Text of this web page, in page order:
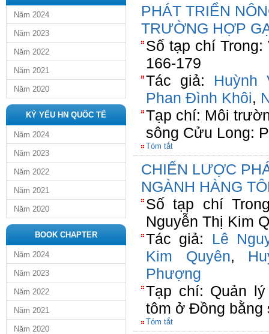
Năm 2024
Năm 2023
Năm 2022
Năm 2021
Năm 2020
KỶ YẾU HN QUỐC TẾ
Năm 2024
Năm 2023
Năm 2022
Năm 2021
Năm 2020
BOOK CHAPTER
Năm 2024
Năm 2023
Năm 2022
Năm 2021
Năm 2020
PHÁT TRIỂN
TRƯỜNG HỢP
Số tạp chí Trong:
166-179
Tác giả: Huỳnh
Phan Đình Khôi,
Tạp chí: Môi
sông Cửu Long:
Tóm tắt
CHIẾN LƯỢC
NGÀNH HÀNG
Số tạp chí
Nguyễn Thị Kim
Tác giả: Lê
Kim Quyên,
Phượng
Tạp chí: Quản
tôm ở Đồng bằng
Tóm tắt